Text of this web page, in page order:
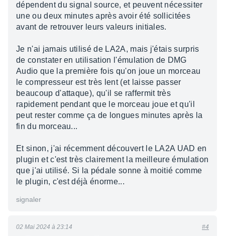
dépendent du signal source, et peuvent nécessiter
une ou deux minutes après avoir été sollicitées
avant de retrouver leurs valeurs initiales.
Je n'ai jamais utilisé de LA2A, mais j'étais surpris
de constater en utilisation l'émulation de DMG
Audio que la première fois qu'on joue un morceau
le compresseur est très lent (et laisse passer
beaucoup d'attaque), qu'il se raffermit très
rapidement pendant que le morceau joue et qu'il
peut rester comme ça de longues minutes après la
fin du morceau...
Et sinon, j'ai récemment découvert le LA2A UAD en
plugin et c'est très clairement la meilleure émulation
que j'ai utilisé. Si la pédale sonne à moitié comme
le plugin, c'est déjà énorme...
signaler
02 Mai 2024 à 23:14 #4